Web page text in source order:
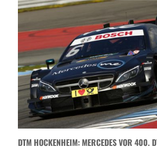
DTM HOCKENHEIM: MERCEDES VOR 400.